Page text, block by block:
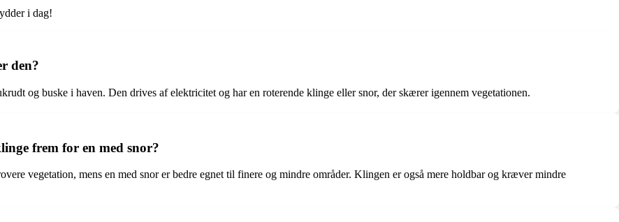
i dag!
den?
og buske i haven. Den drives af elektricitet og har en roterende klinge eller snor, der skærer igennem vegetationen.
frem for en med snor?
vegetation, mens en med snor er bedre egnet til finere og mindre områder. Klingen er også mere holdbar og kræver mindre